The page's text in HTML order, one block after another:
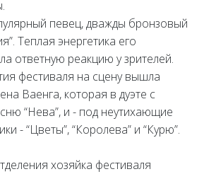
певец, дважды бронзовый
Теплая энергетика его
ответную реакцию у зрителей.
фестиваля на сцену вышла
Ваенга, которая в дуэте с
“Нева”, и - под неутихающие
- “Цветы”, “Королева” и “Курю”.
хозяйка фестиваля